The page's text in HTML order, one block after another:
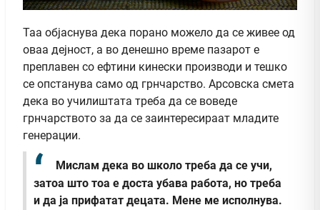
Таа објаснува дека порано можело да се живее од
оваа дејност, а во денешно време пазарот е
преплавен со ефтини кинески производи и тешко
се опстанува само од грнчарство. Арсовска смета
дека во училиштата треба да се воведе
грнчарството за да се заинтересираат младите
генерации.
Мислам дека во школо треба да се учи,
затоа што тоа е доста убава работа, но треба
и да ја прифатат децата. Мене ме исполнува.